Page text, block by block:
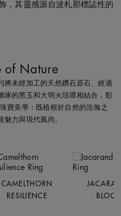
，其靈感源自波札那標誌性的
of Nature
將未經加工的天然鑽石原石、經過
琢的黑玉和大明火琺瑯相結合，彰
寶美學：既植根於自然的浩瀚之
魅力與現代風尚。
CAMELTHORN
RESILIENCE